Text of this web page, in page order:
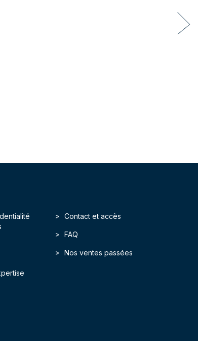
Contact et accès
FAQ
Nos ventes passées